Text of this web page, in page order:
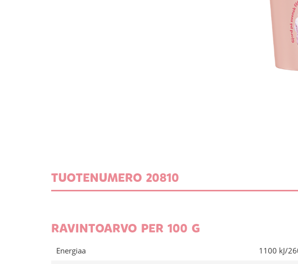
TUOTENUMERO 20810
RAVINTOARVO PER 100 G
Energiaa
1100 kJ/